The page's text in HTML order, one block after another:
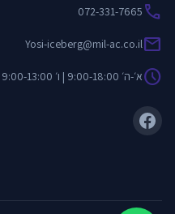
call
072-331-7665
mail
Yosi-iceberg@mil-ac.co.il
scheduleא׳-ה׳ 9:00-18:00 | ו׳ 9:00-13:00